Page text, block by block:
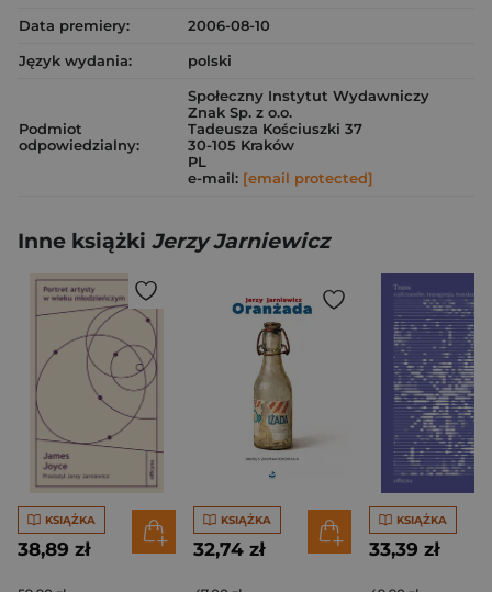
Data premiery:
2006-08-10
Język wydania:
polski
Podmiot
odpowiedzialny:
Społeczny Instytut Wydawniczy
Znak Sp. z o.o.
Tadeusza Kościuszki 37
30-105 Kraków
PL
e-mail: [email protected]
Inne książki Jerzy Jarniewicz
KSIĄŻKA
38,89 zł
KSIĄŻKA
32,74 zł
KSIĄŻKA
33,39 zł